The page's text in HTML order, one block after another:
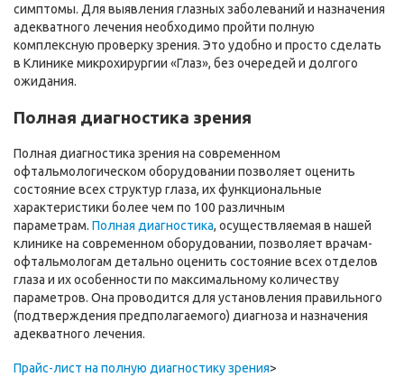
симптомы. Для выявления глазных заболеваний и назначения
адекватного лечения необходимо пройти полную
комплексную проверку зрения. Это удобно и просто сделать
в Клинике микрохирургии «Глаз», без очередей и долгого
ожидания.
Полная диагностика зрения
Полная диагностика зрения на современном
офтальмологическом оборудовании позволяет оценить
состояние всех структур глаза, их функциональные
характеристики более чем по 100 различным
параметрам. Полная диагностика, осуществляемая в нашей
клинике на современном оборудовании, позволяет врачам-
офтальмологам детально оценить состояние всех отделов
глаза и их особенности по максимальному количеству
параметров. Она проводится для установления правильного
(подтверждения предполагаемого) диагноза и назначения
адекватного лечения.
Прайс-лист на полную диагностику зрения>